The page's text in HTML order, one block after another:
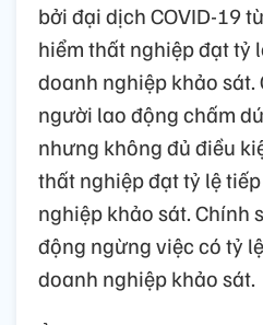
bởi đại dịch COVID-19
hiểm thất nghiệp đạt tỷ
doanh nghiệp khảo sát.
người lao động chấm
nhưng không đủ điều
thất nghiệp đạt tỷ lệ
nghiệp khảo sát. Chính
động ngừng việc có tỷ
doanh nghiệp khảo sát.